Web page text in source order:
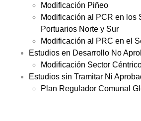
Modificación Piñeo
Modificación al PCR en los
Portuarios Norte y Sur
Modificación al PRC en el
Estudios en Desarrollo No
Modificación Sector
Estudios sin Tramitar Ni
Plan Regulador Comunal